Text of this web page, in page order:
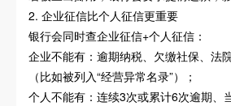
2. 企业征信比个人征信更重要
银行会同时查企业征信+个人征信：
企业不能有：逾期纳税、欠缴社保、法
（比如被列入“经营异常名录”）；
个人不能有：连续3次或累计6次逾期、